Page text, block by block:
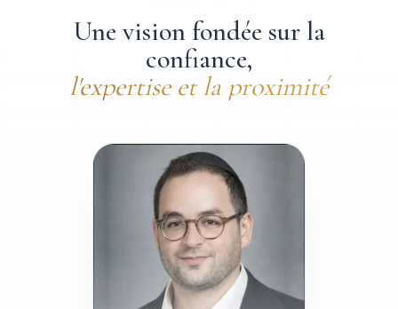
Une vision fondée sur la
confiance,
l'expertise et la proximité